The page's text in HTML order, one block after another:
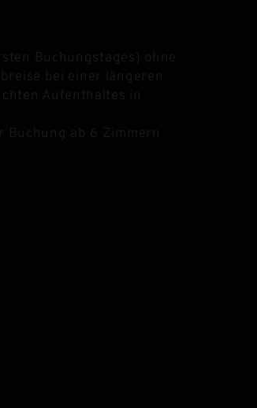
Buchungstages) ohne
bei einer längeren
Aufenthaltes in
Buchung ab 6 Zimmern